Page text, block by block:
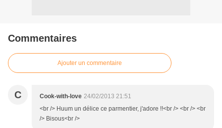
Commentaires
Ajouter un commentaire
C Cook-with-love 24/02/2013 21:51
<br /> Huum un délice ce parmentier, j'adore !!<br /> <br /> <br
/> Bisous<br />